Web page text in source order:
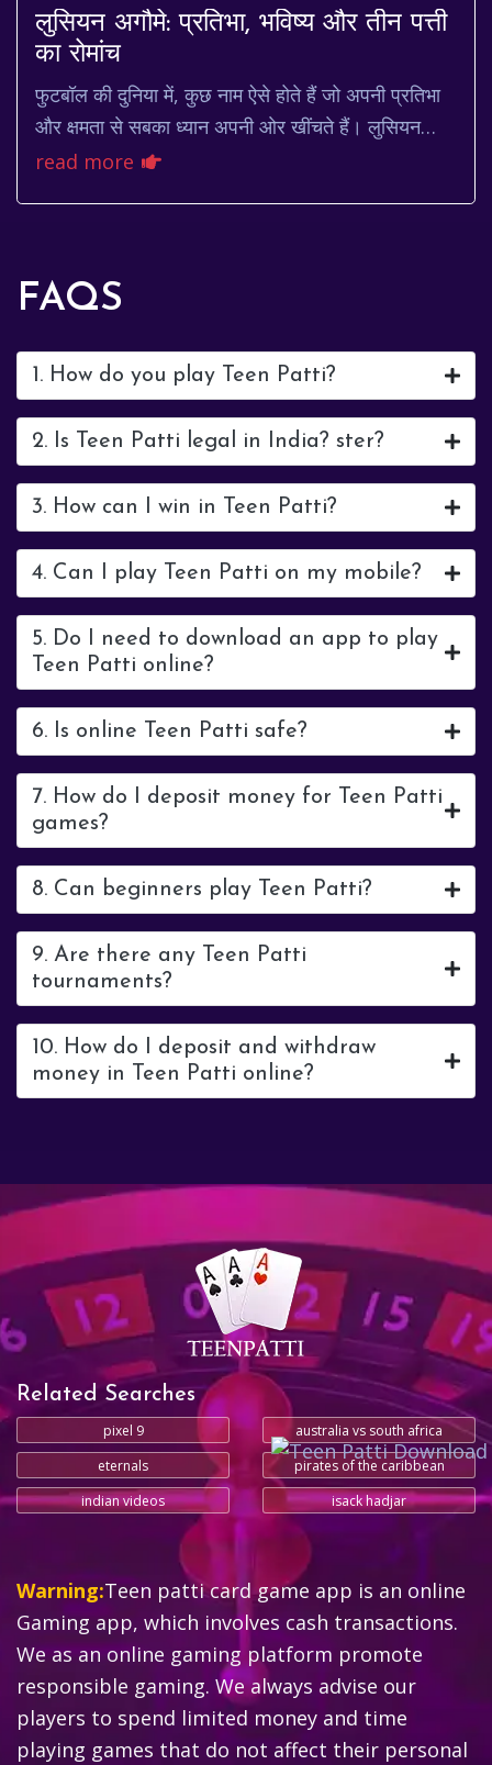
लुसियन अगौमे: प्रतिभा, भविष्य और तीन पत्ती
का रोमांच
फुटबॉल की दुनिया में, कुछ नाम ऐसे होते हैं जो अपनी प्रतिभा
और क्षमता से सबका ध्यान अपनी ओर खींचते हैं। लुसियन
अगौमे (Lucien Agoumé) एक ऐसा ही नाम है। ...
read more
FAQS
1. How do you play Teen Patti?
2. Is Teen Patti legal in India? ster?
3. How can I win in Teen Patti?
4. Can I play Teen Patti on my mobile?
5. Do I need to download an app to play
Teen Patti online?
6. Is online Teen Patti safe?
7. How do I deposit money for Teen Patti
games?
8. Can beginners play Teen Patti?
9. Are there any Teen Patti
tournaments?
10. How do I deposit and withdraw
money in Teen Patti online?
Related Searches
pixel 9
australia vs south africa
eternals
pirates of the caribbean
indian videos
isack hadjar
Warning:Teen patti card game app is an online
Gaming app, which involves cash transactions.
We as an online gaming platform promote
responsible gaming. We always advise our
players to spend limited money and time
playing games that do not affect their personal